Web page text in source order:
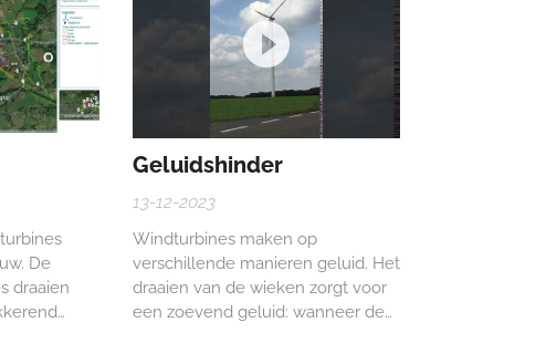
De
draaien
Geluidshinder
13-12-2023
Windturbines maken op
verschillende manieren geluid. Het
draaien van de wieken zorgt voor
een zoevend geluid: wanneer de